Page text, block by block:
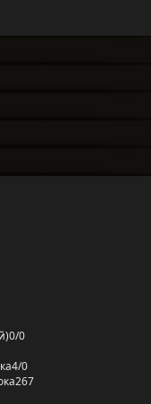
0/0
4/0
267